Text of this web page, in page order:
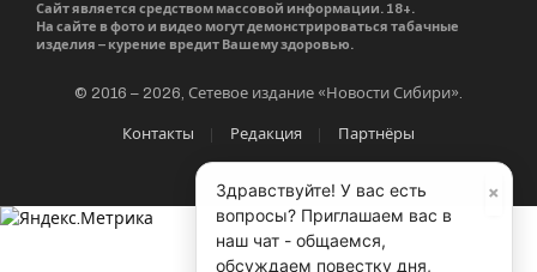
Сайт является средством массовой информации. 18+.
На сайте в фото и видео могут демонстрироваться табачные
изделия – курение вредит Вашему здоровью.
© 2016 – 2026, Сетевое издание «Новости Сибири».
Контакты Редакция Партнёры
×
Здравствуйте! У вас есть
вопросы? Приглашаем вас в
наш чат - общаемся,
обсуждаем повестку дня,